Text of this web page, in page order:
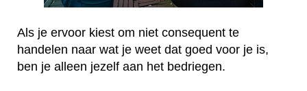
Als je ervoor kiest om niet consequent te
handelen naar wat je weet dat goed voor je is,
ben je alleen jezelf aan het bedriegen.